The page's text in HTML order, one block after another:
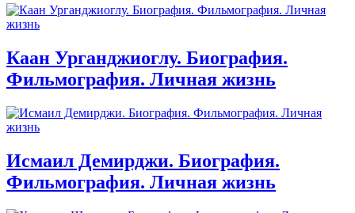
Каан Урганджиоглу. Биография.
Фильмография. Личная жизнь
Исмаил Демирджи. Биография.
Фильмография. Личная жизнь